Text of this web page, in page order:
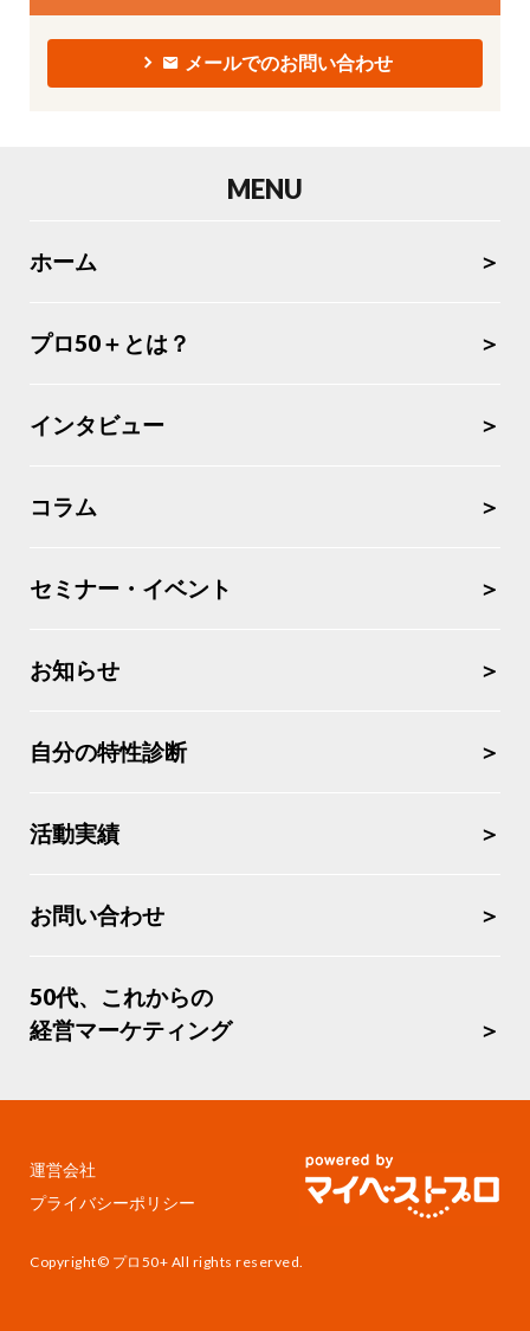
メールでのお問い合わせ
MENU
ホーム
プロ50＋とは？
インタビュー
コラム
セミナー・イベント
お知らせ
自分の特性診断
活動実績
お問い合わせ
50代、これからの
経営マーケティング
運営会社
プライバシーポリシー
Copyright© プロ50+ All rights reserved.